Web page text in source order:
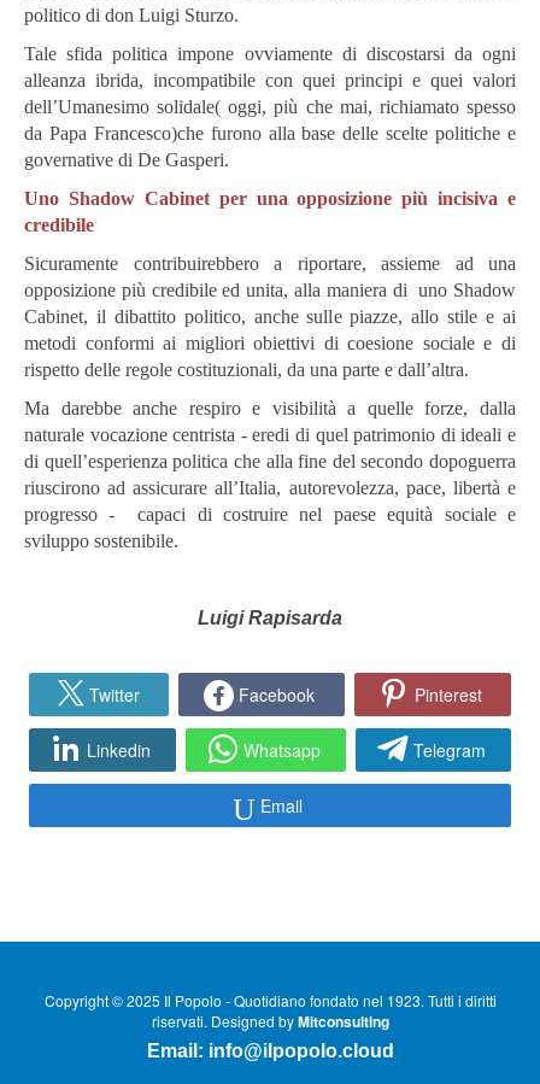
politico di don Luigi Sturzo.
Tale sfida politica impone ovviamente di discostarsi da ogni
alleanza ibrida, incompatibile con quei principi e quei valori
dell’Umanesimo solidale( oggi, più che mai, richiamato spesso
da Papa Francesco)che furono alla base delle scelte politiche e
governative di De Gasperi.
Uno Shadow Cabinet per una opposizione più incisiva e
credibile
Sicuramente contribuirebbero a riportare, assieme ad una
opposizione più credibile ed unita, alla maniera di uno Shadow
Cabinet, il dibattito politico, anche sulle piazze, allo stile e ai
metodi conformi ai migliori obiettivi di coesione sociale e di
rispetto delle regole costituzionali, da una parte e dall’altra.
Ma darebbe anche respiro e visibilità a quelle forze, dalla
naturale vocazione centrista - eredi di quel patrimonio di ideali e
di quell’esperienza politica che alla fine del secondo dopoguerra
riuscirono ad assicurare all’Italia, autorevolezza, pace, libertà e
progresso - capaci di costruire nel paese equità sociale e
sviluppo sostenibile.
Luigi Rapisarda
Twitter Facebook Pinterest
Linkedin Whatsapp Telegram
Email
Copyright © 2025 Il Popolo - Quotidiano fondato nel 1923. Tutti i diritti
riservati. Designed byMitconsulting
Email: info@ilpopolo.cloud